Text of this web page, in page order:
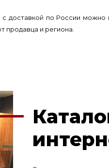
доставкой по России
продавца и региона.